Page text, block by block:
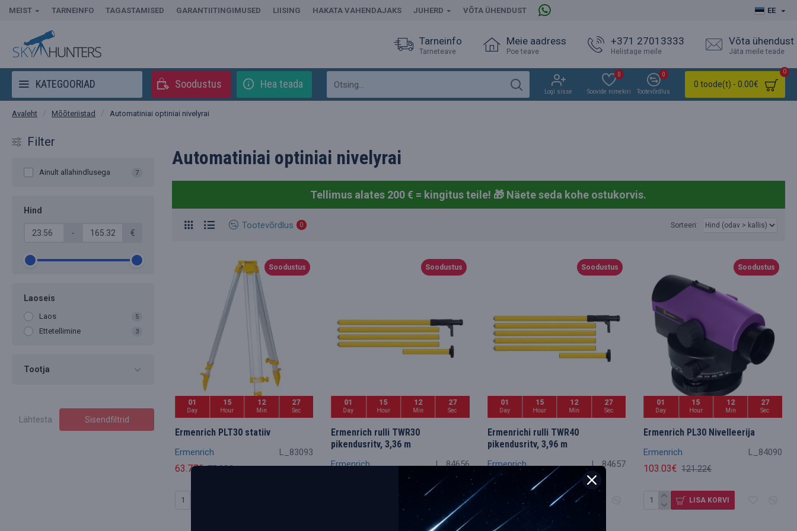
MEIST TARNEINFO TAGASTAMISED GARANTIITINGIMUSED LIISING HAKATA VAHENDAJAKS JUHERD VÕTA ÜHENDUST EE
Tarneinfo
Tarneteave
Meie aadress
Poe teave
+371 27013333
Helistage meile
Võta ühendust
Jäta meile teade
KATEGOORIAD Soodustus Hea teada
Logi sisse Soovide nimekiri
0
Tootevõrdlus
0
0 toode(t) - 0.00€
0
Avaleht Mõõteriistad Automatiniai optiniai nivelyrai
Filter
Ainult allahindlusega 7
Hind
- €
Laoseis
Laos 5
Ettetellimine 3
Tootja
Lähtesta Sisendfiltrid
Automatiniai optiniai nivelyrai
Tellimus alates 200 € = kingitus teile! 🎁 Näete seda kohe ostukorvis.
Tootevõrdlus 0 Sorteeri:
Soodustus
01
Day
15
Hour
12
Min
26
Sec
Ermenrich L_83093
Ermenrich PLT30 statiiv
63.77€ 75.02€
Soodustus
01
Day
15
Hour
12
Min
26
Sec
Ermenrich L_84656
Ermenrich rulli TWR30
pikendusritv, 3,36 m
Soodustus
01
Day
15
Hour
12
Min
26
Sec
Ermenrich L_84657
Ermenrichi rulli TWR40
pikendusritv, 3,96 m
78.49€ 92.35€
LISA KORVI
Soodustus
01
Day
15
Hour
12
Min
26
Sec
Ermenrich L_84090
Ermenrich PL30 Nivelleerija
103.03€ 121.22€
LISA KORVI